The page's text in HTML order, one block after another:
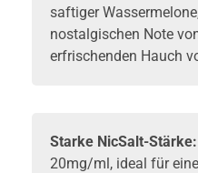
saftiger
nostalgischen Note
erfrischenden Hauch
Starke NicSalt-Stärke:
20mg/ml, ideal für